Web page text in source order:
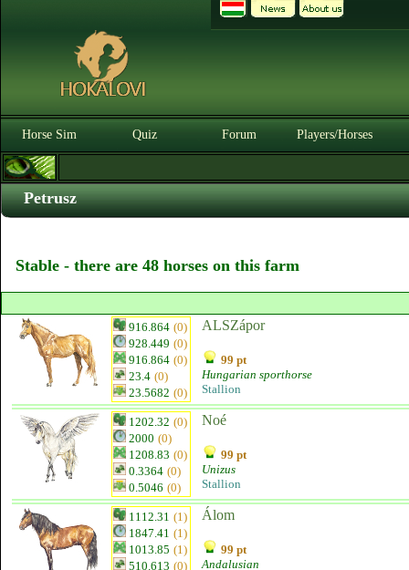
Horse Sim Quiz Forum Players/Horses
Petrusz
Stable - there are 48 horses on this farm
916.864 (0)
928.449 (0)
916.864 (0)
23.4 (0)
23.5682 (0)
ALSZápor
99 pt
Hungarian sporthorse
Stallion
1202.32 (0)
2000 (0)
1208.83 (0)
0.3364 (0)
0.5046 (0)
Noé
99 pt
Unizus
Stallion
1112.31 (1)
1847.41 (1)
1013.85 (1)
510.613 (0)
Álom
99 pt
Andalusian